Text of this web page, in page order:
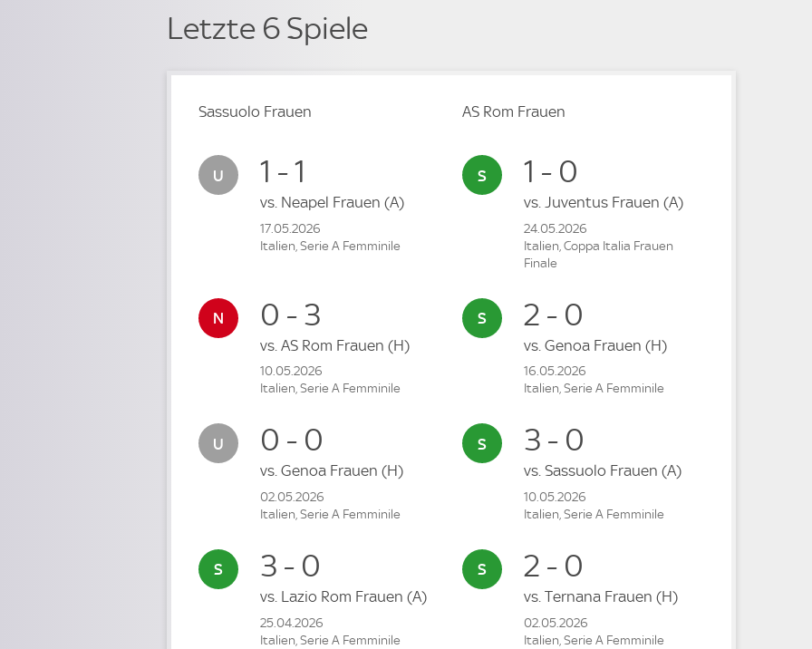
Letzte 6 Spiele
Sassuolo Frauen
1 - 1
vs. Neapel Frauen (A)
17.05.2026
Italien, Serie A Femminile
0 - 3
vs. AS Rom Frauen (H)
10.05.2026
Italien, Serie A Femminile
0 - 0
vs. Genoa Frauen (H)
02.05.2026
Italien, Serie A Femminile
3 - 0
vs. Lazio Rom Frauen (A)
25.04.2026
Italien, Serie A Femminile
AS Rom Frauen
1 - 0
vs. Juventus Frauen (A)
24.05.2026
Italien, Coppa Italia Frauen
Finale
2 - 0
vs. Genoa Frauen (H)
16.05.2026
Italien, Serie A Femminile
3 - 0
vs. Sassuolo Frauen (A)
10.05.2026
Italien, Serie A Femminile
2 - 0
vs. Ternana Frauen (H)
02.05.2026
Italien, Serie A Femminile